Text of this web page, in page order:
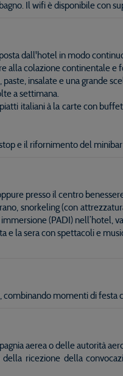
Il wifi è disponibile con
dall'hotel in modo
alla colazione continentale e
insalate e una grande
a settimana.
italiani à la carte con
e il rifornimento del
presso il centro
snorkeling (con
(PADI) nell’hotel,
la sera con spettacoli e
momenti di festa
aerea o delle autorità
ricezione della